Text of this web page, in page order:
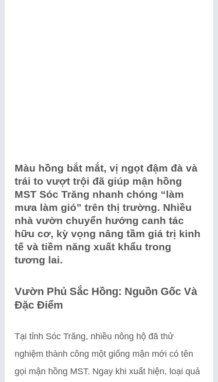
Màu hồng bắt mắt, vị ngọt đậm đà và
trái to vượt trội đã giúp mận hồng
MST Sóc Trăng nhanh chóng “làm
mưa làm gió” trên thị trường. Nhiều
nhà vườn chuyển hướng canh tác
hữu cơ, kỳ vọng nâng tầm giá trị kinh
tế và tiềm năng xuất khẩu trong
tương lai.
Vườn Phủ Sắc Hồng: Nguồn Gốc Và
Đặc Điểm
Tại tỉnh Sóc Trăng, nhiều nông hộ đã thử
nghiệm thành công một giống mận mới có tên
gọi mận hồng MST. Ngay khi xuất hiện, loại quả